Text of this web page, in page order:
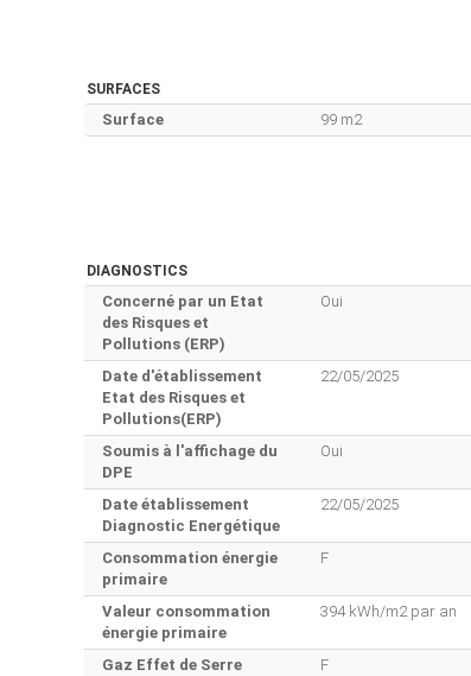
SURFACES
Surface 99 m2
DIAGNOSTICS
Concerné par un Etat
des Risques et
Pollutions (ERP)
Oui
Date d'établissement
Etat des Risques et
Pollutions(ERP)
22/05/2025
Soumis à l'affichage du
DPE
Oui
Date établissement
Diagnostic Energétique
22/05/2025
Consommation énergie
primaire
F
Valeur consommation
énergie primaire
394 kWh/m2 par an
Gaz Effet de Serre
F